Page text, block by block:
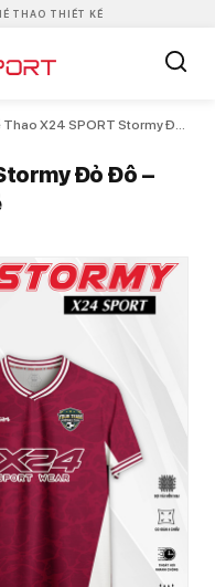
THAO THIẾT KẾ
Áo Thể Thao X24 SPORT Stormy Đỏ Đô – Thiết Kế Cá Tính, Mạnh Mẽ
Đỏ Đô –